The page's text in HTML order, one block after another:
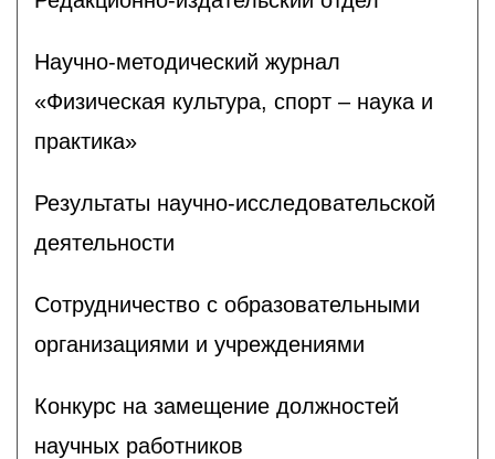
Научно-методический журнал
«Физическая культура, спорт – наука и
практика»
Результаты научно-исследовательской
деятельности
Сотрудничество с образовательными
организациями и учреждениями
Конкурс на замещение должностей
научных работников